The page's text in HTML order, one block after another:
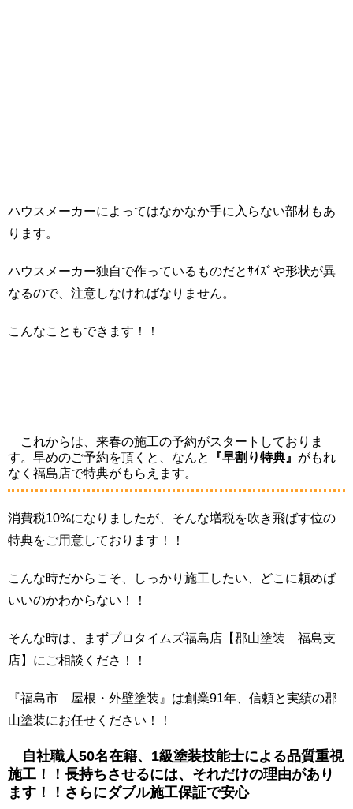
ハウスメーカーによってはなかなか手に入らない部材もあ
ります。
ハウスメーカー独自で作っているものだとｻｲｽﾞや形状が異
なるので、注意しなければなりません。
こんなこともできます！！
これからは、来春の施工の予約がスタートしておりま
す。早めのご予約を頂くと、なんと
『早割り特典』 がもれ
なく福島店で特典がもらえます。
消費税10%になりましたが、そんな増税を吹き飛ばす位の
特典をご用意しております！！
こんな時だからこそ、しっかり施工したい、どこに頼めば
いいのかわからない！！
そんな時は、まずプロタイムズ福島店【郡山塗装 福島支
店】にご相談くださ！！
『福島市 屋根・外壁塗装』は創業91年、信頼と実績の郡
山塗装にお任せください！！
自社職人50名在籍、1級塗装技能士による品質重視
施工！！長持ちさせるには、それだけの理由があり
ます！！さらにダブル施工保証で安心